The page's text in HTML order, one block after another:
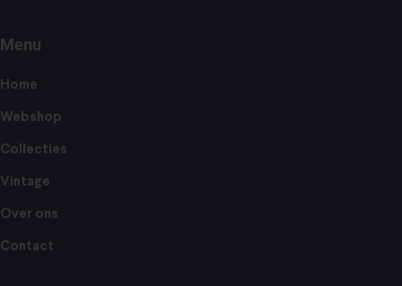
Menu
Home
Webshop
Collecties
Vintage
Over ons
Contact